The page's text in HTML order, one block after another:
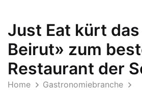
Just Eat kürt
Beirut» zum
Restaurant der
Home
Gastronomiebranche